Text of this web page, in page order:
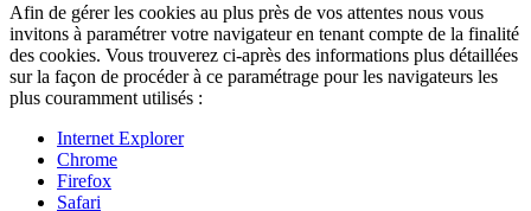
Afin de gérer les cookies au plus près de vos attentes nous vous
invitons à paramétrer votre navigateur en tenant compte de la finalité
des cookies. Vous trouverez ci-après des informations plus détaillées
sur la façon de procéder à ce paramétrage pour les navigateurs les
plus couramment utilisés :
Internet Explorer
Chrome
Firefox
Safari